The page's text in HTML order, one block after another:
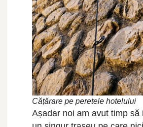
Cățărare pe peretele hotelului
Așadar noi am avut timp să